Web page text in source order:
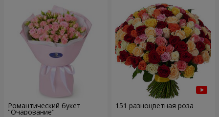
Романтический букет
"Очарование"
151 разноцветная роза